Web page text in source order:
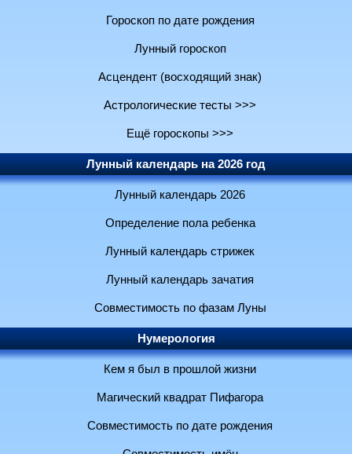
Гороскоп по дате рождения
Лунный гороскоп
Асцендент (восходящий знак)
Астрологические тесты >>>
Ещё гороскопы >>>
Лунный календарь на 2026 год
Лунный календарь 2026
Определение пола ребенка
Лунный календарь стрижек
Лунный календарь зачатия
Совместимость по фазам Луны
Нумерология
Кем я был в прошлой жизни
Магический квадрат Пифагора
Совместимость по дате рождения